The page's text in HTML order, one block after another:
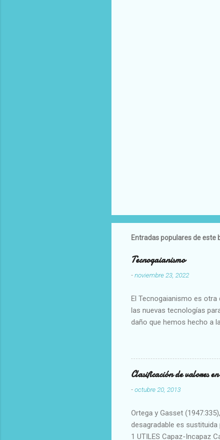
Entradas populares de este
Tecnogaianismo
-noviembre 23, 2022
El Tecnogaianismo es
las nuevas tecnologías
daño que hemos hecho a
Clasificación de valores
-octubre 20, 2013
Ortega y Gasset
desagradable es
1 UTILES Capaz-Incapaz